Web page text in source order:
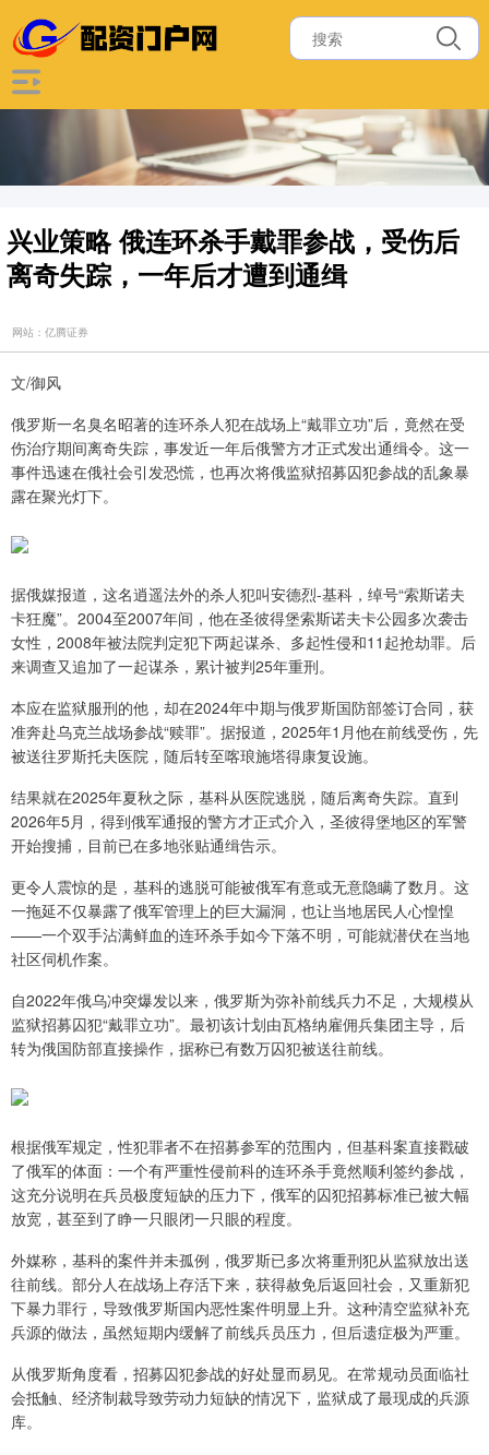
兴业策略 俄连环杀手戴罪参战，受伤后
离奇失踪，一年后才遭到通缉
网站：亿腾证券
文/御风
俄罗斯一名臭名昭著的连环杀人犯在战场上“戴罪立功”后，竟然在受
伤治疗期间离奇失踪，事发近一年后俄警方才正式发出通缉令。这一
事件迅速在俄社会引发恐慌，也再次将俄监狱招募囚犯参战的乱象暴
露在聚光灯下。
据俄媒报道，这名逍遥法外的杀人犯叫安德烈-基科，绰号“索斯诺夫
卡狂魔”。2004至2007年间，他在圣彼得堡索斯诺夫卡公园多次袭击
女性，2008年被法院判定犯下两起谋杀、多起性侵和11起抢劫罪。后
来调查又追加了一起谋杀，累计被判25年重刑。
本应在监狱服刑的他，却在2024年中期与俄罗斯国防部签订合同，获
准奔赴乌克兰战场参战“赎罪”。据报道，2025年1月他在前线受伤，先
被送往罗斯托夫医院，随后转至喀琅施塔得康复设施。
结果就在2025年夏秋之际，基科从医院逃脱，随后离奇失踪。直到
2026年5月，得到俄军通报的警方才正式介入，圣彼得堡地区的军警
开始搜捕，目前已在多地张贴通缉告示。
更令人震惊的是，基科的逃脱可能被俄军有意或无意隐瞒了数月。这
一拖延不仅暴露了俄军管理上的巨大漏洞，也让当地居民人心惶惶
——一个双手沾满鲜血的连环杀手如今下落不明，可能就潜伏在当地
社区伺机作案。
自2022年俄乌冲突爆发以来，俄罗斯为弥补前线兵力不足，大规模从
监狱招募囚犯“戴罪立功”。最初该计划由瓦格纳雇佣兵集团主导，后
转为俄国防部直接操作，据称已有数万囚犯被送往前线。
根据俄军规定，性犯罪者不在招募参军的范围内，但基科案直接戳破
了俄军的体面：一个有严重性侵前科的连环杀手竟然顺利签约参战，
这充分说明在兵员极度短缺的压力下，俄军的囚犯招募标准已被大幅
放宽，甚至到了睁一只眼闭一只眼的程度。
外媒称，基科的案件并未孤例，俄罗斯已多次将重刑犯从监狱放出送
往前线。部分人在战场上存活下来，获得赦免后返回社会，又重新犯
下暴力罪行，导致俄罗斯国内恶性案件明显上升。这种清空监狱补充
兵源的做法，虽然短期内缓解了前线兵员压力，但后遗症极为严重。
从俄罗斯角度看，招募囚犯参战的好处显而易见。在常规动员面临社
会抵触、经济制裁导致劳动力短缺的情况下，监狱成了最现成的兵源
库。